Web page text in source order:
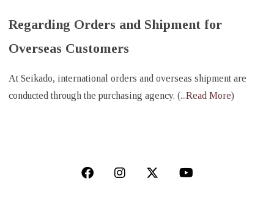
Regarding Orders and Shipment for
Overseas Customers
At Seikado, international orders and overseas shipment are
conducted through the purchasing agency. (...Read More)